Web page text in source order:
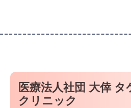
医療法人社団 大倖
クリニック